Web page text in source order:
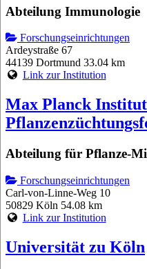
Abteilung Immunologie
Forschungseinrichtungen
Ardeystraße 67
44139 Dortmund 33.04 km
Link zur Institution
Max Planck
Abteilung für Pflanze-
Forschungseinrichtungen
Carl-von-Linne-Weg 10
50829 Köln 54.08 km
Link zur Institution
Universität zu Köln